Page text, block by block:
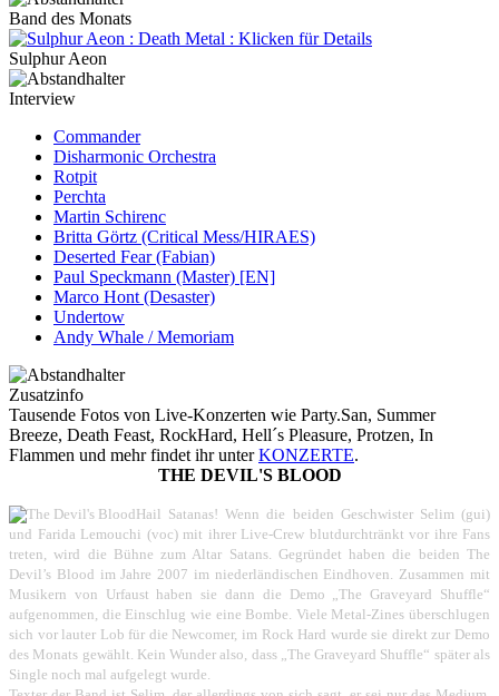
Band des Monats
Sulphur Aeon
Interview
Commander
Disharmonic Orchestra
Rotpit
Perchta
Martin Schirenc
Britta Görtz (Critical Mess/HIRAES)
Deserted Fear (Fabian)
Paul Speckmann (Master) [EN]
Marco Hont (Desaster)
Undertow
Andy Whale / Memoriam
Zusatzinfo
Tausende Fotos von Live-Konzerten wie Party.San, Summer
Breeze, Death Feast, RockHard, Hell´s Pleasure, Protzen, In
Flammen und mehr findet ihr unterKONZERTE.
THE DEVIL'S BLOOD
Hail Satanas! Wenn die beiden Geschwister Selim (gui)
und Farida Lemouchi (voc) mit ihrer Live-Crew blutdurchtränkt vor ihre Fans
treten, wird die Bühne zum Altar Satans. Gegründet haben die beiden The
Devil’s Blood im Jahre 2007 im niederländischen Eindhoven. Zusammen mit
Musikern von Urfaust haben sie dann die Demo „The Graveyard Shuffle“
aufgenommen, die Einschlug wie eine Bombe. Viele Metal-Zines überschlugen
sich vor lauter Lob für die Newcomer, im Rock Hard wurde sie direkt zur Demo
des Monats gewählt. Kein Wunder also, dass „The Graveyard Shuffle“ später als
Single noch mal aufgelegt wurde.